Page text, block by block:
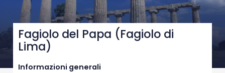
Fagiolo del Papa (Fagiolo di
Lima)
Informazioni generali